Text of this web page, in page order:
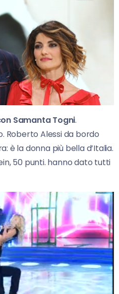
Samanta Togni.
Roberto Alessi da bordo
è la donna più bella d’Italia.
50 punti. hanno dato tutti